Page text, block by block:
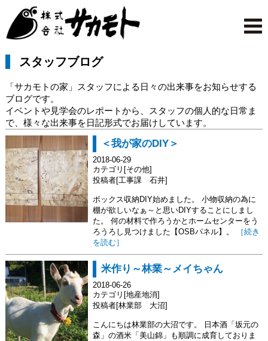
スタッフブログ
「サカモトの家」スタッフによる日々の出来事をお知らせする
ブログです。
イベントや見学会のレポートから、スタッフの個人的な日常ま
で、様々な出来事を日記形式でお届けしています。
＜我が家のDIY＞
2018-06-29
カテゴリ[その他]
投稿者[工事課 石井]
ボックス収納DIY始めました。 小物収納の為に
棚が欲しいなぁ～と思いDIYすることにしまし
た。 何の材料で作ろうかとホームセンターをう
ろうろし見つけました【OSBパネル】。
［続き
を読む］
米作り～林業～メイちゃん
2018-06-26
カテゴリ[地産地消]
投稿者[林業部 大沼]
こんにちは林業部の大沼です。 日本酒「坂元の
森」の酒米「美山錦」も順調に成育しておりま